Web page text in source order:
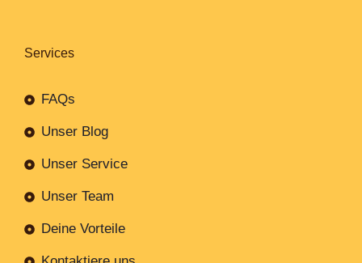
Services
FAQs
Unser Blog
Unser Service
Unser Team
Deine Vorteile